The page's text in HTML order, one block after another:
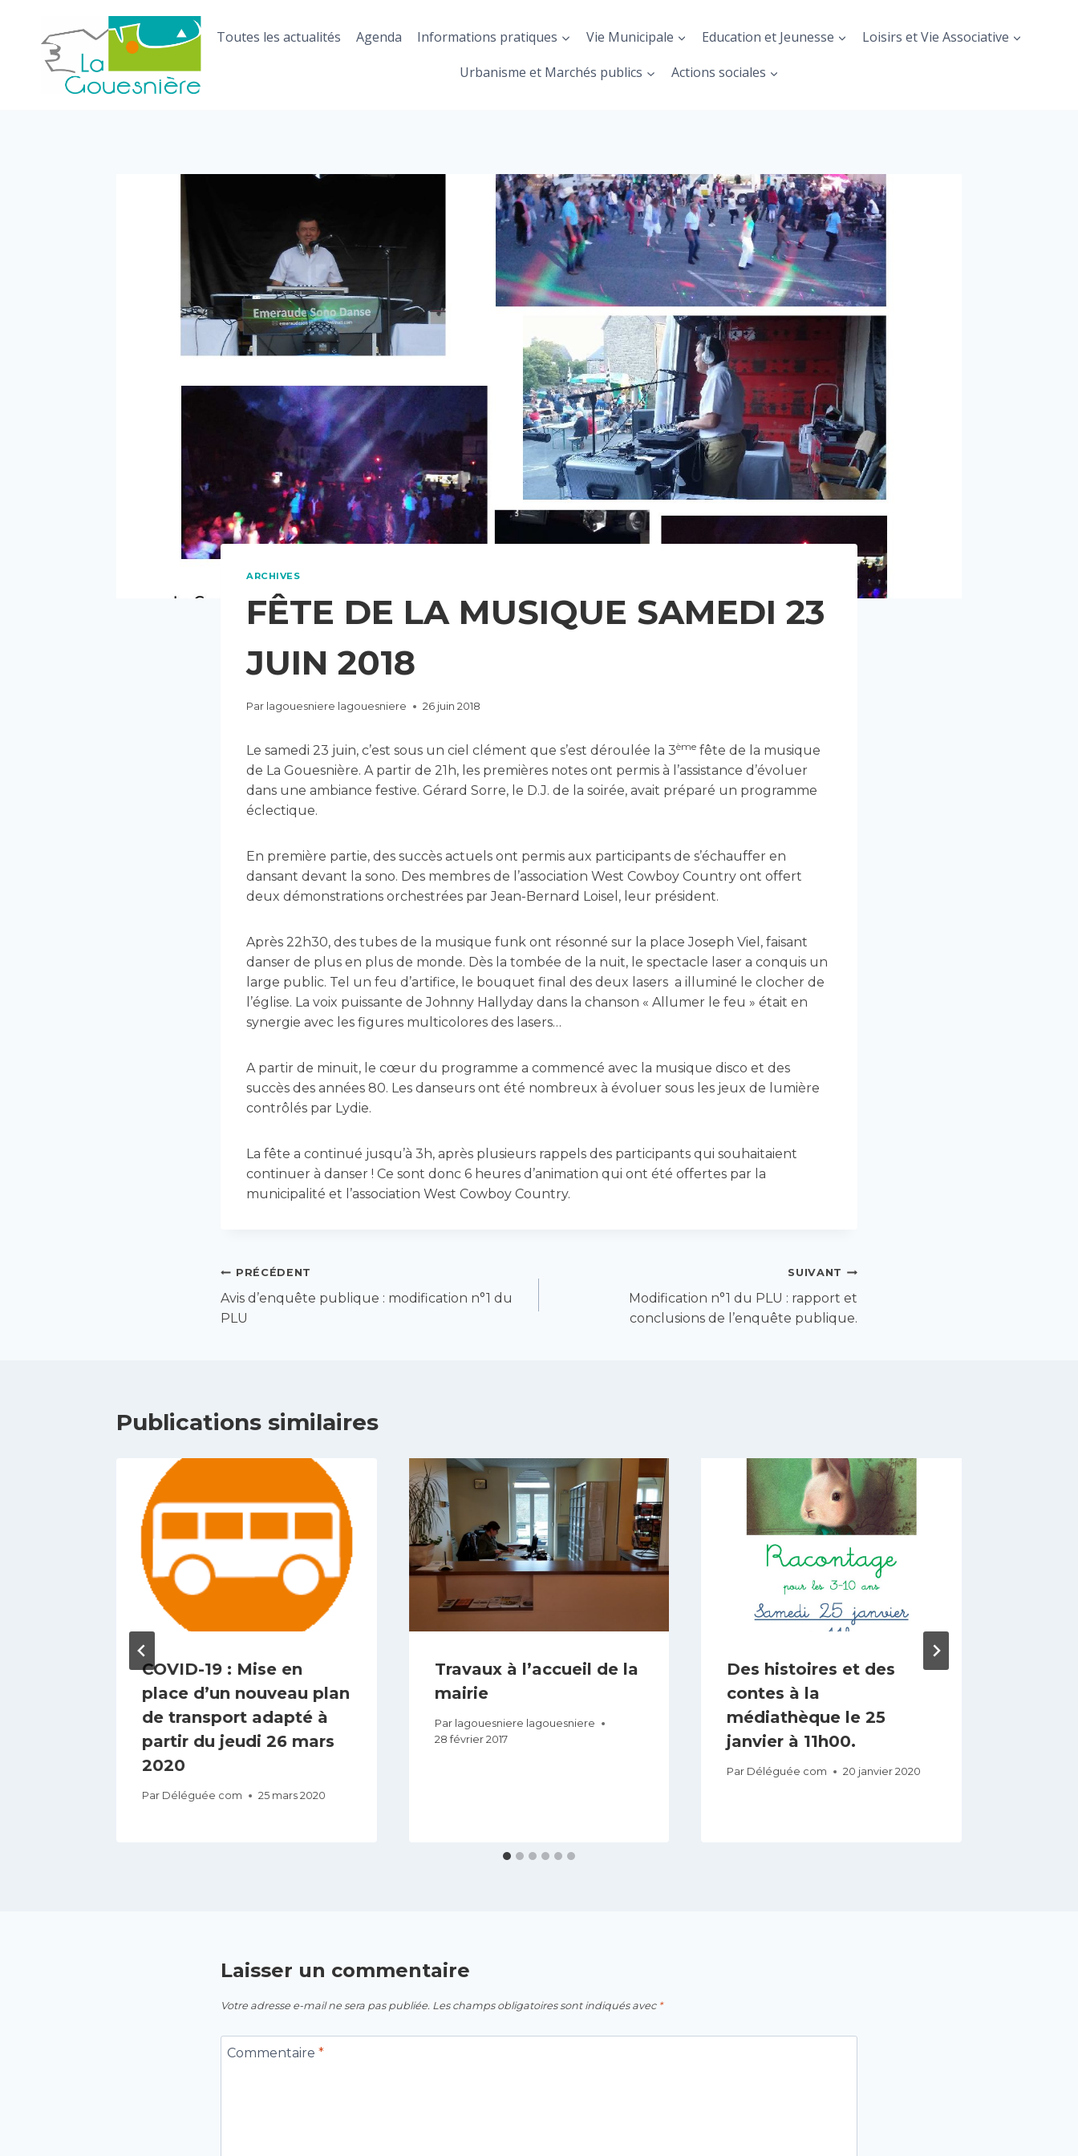
contenu
Toutes les actualités Agenda Informations pratiques Vie Municipale Education et Jeunesse Loisirs et Vie Associative
Urbanisme et Marchés publics Actions sociales
ARCHIVES
FÊTE DE LA MUSIQUE SAMEDI 23
JUIN 2018
Par lagouesniere lagouesniere 26 juin 2018
Le samedi 23 juin, c’est sous un ciel clément que s’est déroulée la 3ème fête de la musique
de La Gouesnière. A partir de 21h, les premières notes ont permis à l’assistance d’évoluer
dans une ambiance festive. Gérard Sorre, le D.J. de la soirée, avait préparé un programme
éclectique.
En première partie, des succès actuels ont permis aux participants de s’échauffer en
dansant devant la sono. Des membres de l’association West Cowboy Country ont offert
deux démonstrations orchestrées par Jean-Bernard Loisel, leur président.
Après 22h30, des tubes de la musique funk ont résonné sur la place Joseph Viel, faisant
danser de plus en plus de monde. Dès la tombée de la nuit, le spectacle laser a conquis un
large public. Tel un feu d’artifice, le bouquet final des deux lasers a illuminé le clocher de
l’église. La voix puissante de Johnny Hallyday dans la chanson « Allumer le feu » était en
synergie avec les figures multicolores des lasers…
A partir de minuit, le cœur du programme a commencé avec la musique disco et des
succès des années 80. Les danseurs ont été nombreux à évoluer sous les jeux de lumière
contrôlés par Lydie.
La fête a continué jusqu’à 3h, après plusieurs rappels des participants qui souhaitaient
continuer à danser ! Ce sont donc 6 heures d’animation qui ont été offertes par la
municipalité et l’association West Cowboy Country.
Navigation
de
PRÉCÉDENT
Avis d’enquête publique : modification n°1 du
PLU
SUIVANT
Modification n°1 du PLU : rapport et
conclusions de l’enquête publique.
Publications similaires
COVID-19 : Mise en
place d’un nouveau plan
de transport adapté à
partir du jeudi 26 mars
2020
Par Déléguée com 25 mars 2020
Travaux à l’accueil de la
mairie
Par lagouesniere lagouesniere
28 février 2017
Des histoires et des
contes à la
médiathèque le 25
janvier à 11h00.
Par Déléguée com 20 janvier 2020
Laisser un commentaire
Votre adresse e-mail ne sera pas publiée. Les champs obligatoires sont indiqués avec *
Commentaire *